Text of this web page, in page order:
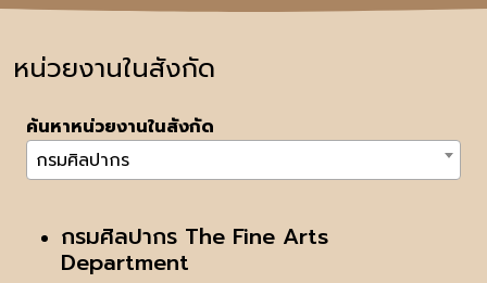
หน่วยงานในสังกัด
ค้นหาหน่วยงานในสังกัด
กรมศิลปากร
กรมศิลปากร The Fine Arts
Department